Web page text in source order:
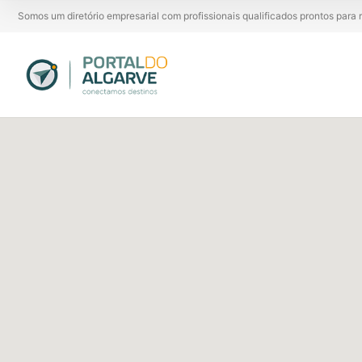
Somos um diretório empresarial com profissionais qualificados prontos